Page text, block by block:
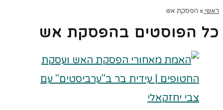
ראשי » הפסקת אש
כל הפוסטים בהפסקת אש